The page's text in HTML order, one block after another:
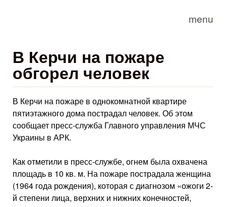
menu
В Керчи на пожаре
обгорел человек
В Керчи на пожаре в однокомнатной квартире
пятиэтажного дома пострадал человек. Об этом
сообщает пресс-служба Главного управления МЧС
Украины в АРК.
Как отметили в пресс-службе, огнем была охвачена
площадь в 10 кв. м. На пожаре пострадала женщина
(1964 года рождения), которая с диагнозом «ожоги 2-
й степени лица, верхних и нижних конечностей,